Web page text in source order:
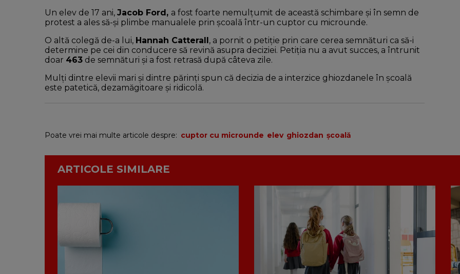
Un elev de 17 ani, Jacob Ford, a fost foarte nemulțumit de această schimbare și în semn de
protest a ales să-și plimbe manualele prin școală într-un cuptor cu microunde.
O altă colegă de-a lui, Hannah Catterall, a pornit o petiție prin care cerea semnături ca să-i
determine pe cei din conducere să revină asupra deciziei. Petiția nu a avut succes, a întrunit
doar 463 de semnături și a fost retrasă după câteva zile.
Mulți dintre elevii mari și dintre părinți spun că decizia de a interzice ghiozdanele în școală
este patetică, dezamăgitoare și ridicolă.
Poate vrei mai multe articole despre: cuptor cu microunde elev ghiozdan şcoală
ARTICOLE SIMILARE